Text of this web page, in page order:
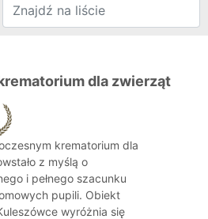
dla zwierząt
krematorium dla
z myślą o
i pełnego szacunku
pupili. Obiekt
wyróżnia się